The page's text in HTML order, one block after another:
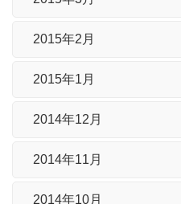
2015年2月
2015年1月
2014年12月
2014年11月
2014年10月